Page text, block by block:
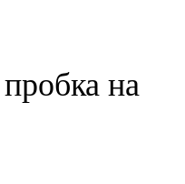
на